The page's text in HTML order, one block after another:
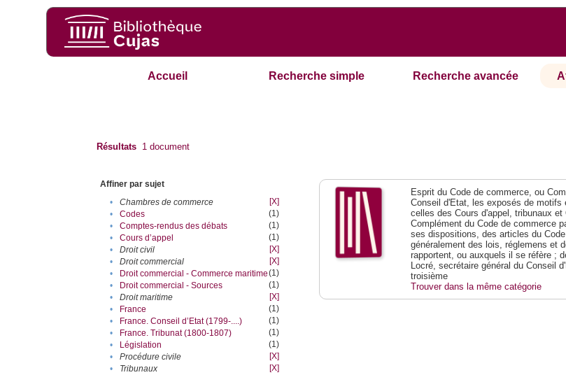
Accueil Recherche simple Recherche avancée
Résultats 1 document
Affiner par sujet
•
Chambres de commerce
[X]
•
Codes
(1)
•
Comptes-rendus des débats
(1)
•
Cours d’appel
(1)
•
Droit civil
[X]
•
Droit commercial
[X]
•
Droit commercial - Commerce maritime(1)
•
Droit commercial - Sources
(1)
•
Droit maritime
[X]
•
France
(1)
•
France. Conseil d’Etat (1799-....)
(1)
•
France. Tribunat (1800-1807)
(1)
•
Législation
(1)
•
Procédure civile
[X]
•
Tribunaux
[X]
Esprit du Code de commerce, ou
Conseil d'Etat, les exposés de
celles des Cours d'appel, tribunaux
Complément du Code de commerce
ses dispositions, des articles du
généralement des lois, réglemens et
rapportent, ou auxquels il se réfère ;
Locré, secrétaire général du Conseil
troisième
Trouver dans la même catégorie